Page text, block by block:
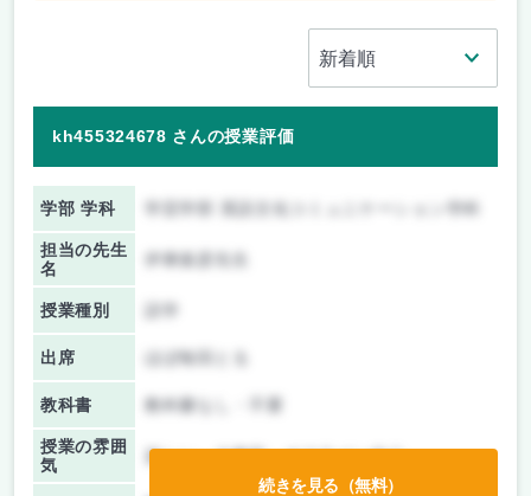
kh455324678 さんの授業評価
学部 学科
担当の先生
名
伊東俊彦先生
授業種別
出席 ほぼ毎回とる
教科書 教科書なし・不要
授業の雰囲
気
楽しい、大教室、オフライン中心
続きを見る（無料）